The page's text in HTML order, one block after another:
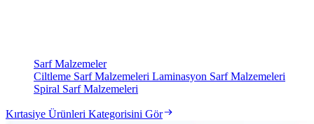
Sarf Malzemeler
Ciltleme Sarf Malzemeleri Laminasyon Sarf Malzemeleri
Spiral Sarf Malzemeleri
Kırtasiye Ürünleri Kategorisini Gör